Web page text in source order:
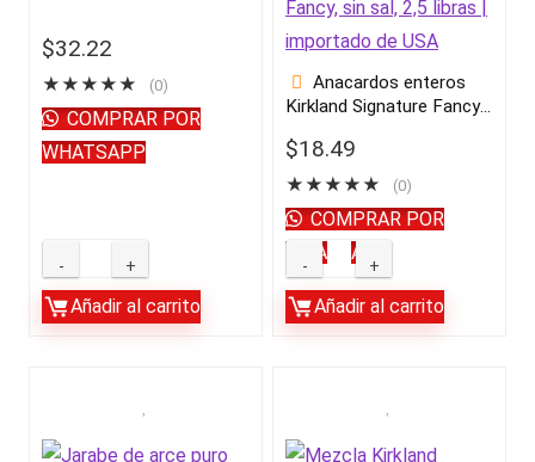
$32.22
★★★★★ (0)
espresso
usa
Añadir al carrito
COMPRAR POR
WHATSAPP
Anacardos enteros
Kirkland Signature Fancy,
importado de USA
$18.49
★★★★★ (0)
Anacardos
enteros
Kirkland
sal,
Añadir al carrito
COMPRAR POR
WHATSAPP